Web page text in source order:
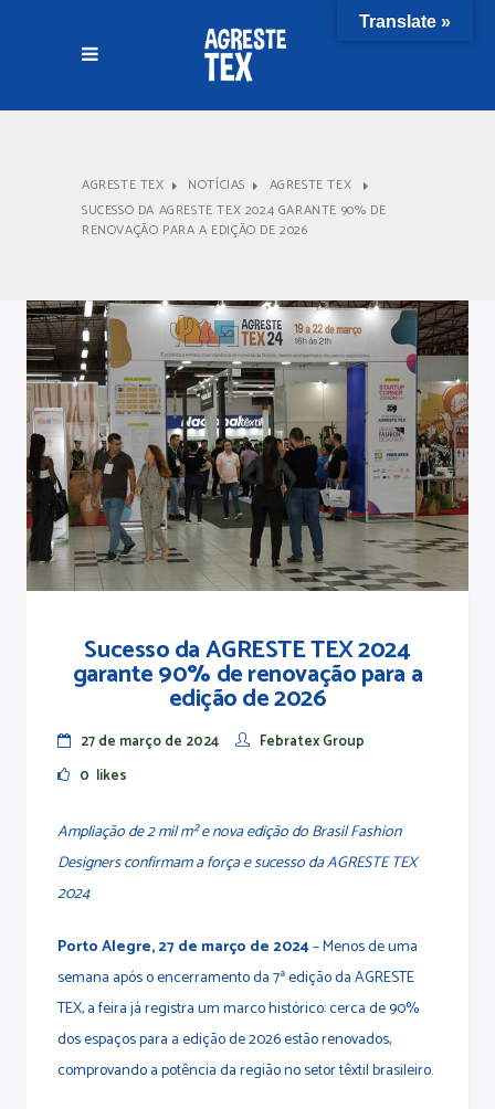
AGRESTE TEX NOTÍCIAS
AGRESTE TEX
SUCESSO DA AGRESTE TEX 2024 GARANTE 90% DE
RENOVAÇÃO PARA A EDIÇÃO DE 2026
Sucesso da AGRESTE TEX 2024
garante 90% de renovação para a
edição de 2026
27 de março de 2024
Febratex Group
0 likes
Ampliação de 2 mil m² e nova edição do Brasil Fashion
Designers confirmam a força e sucesso da AGRESTE TEX
2024
Porto Alegre, 27 de março de 2024– Menos de uma
semana após o encerramento da 7ª edição da AGRESTE
TEX, a feira já registra um marco histórico: cerca de 90%
dos espaços para a edição de 2026 estão renovados,
comprovando a potência da região no setor têxtil brasileiro.
Translate »